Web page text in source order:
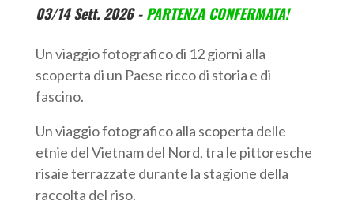
03/14 Sett. 2026 -PARTENZA CONFERMATA!
Un viaggio fotografico di 12 giorni alla
scoperta di un Paese ricco di storia e di
fascino.
Un viaggio fotografico alla scoperta delle
etnie del Vietnam del Nord, tra le pittoresche
risaie terrazzate durante la stagione della
raccolta del riso.